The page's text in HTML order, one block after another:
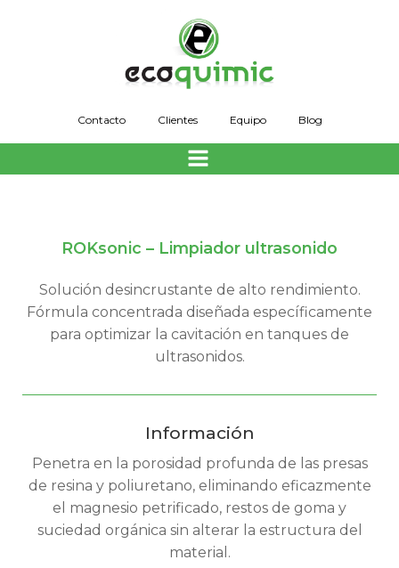
al
contenido
Contacto Clientes Equipo Blog
ROKsonic – Limpiador ultrasonido
Solución desincrustante de alto rendimiento.
Fórmula concentrada diseñada específicamente
para optimizar la cavitación en tanques de
ultrasonidos.
Información
Penetra en la porosidad profunda de las presas
de resina y poliuretano, eliminando eficazmente
el magnesio petrificado, restos de goma y
suciedad orgánica sin alterar la estructura del
material.